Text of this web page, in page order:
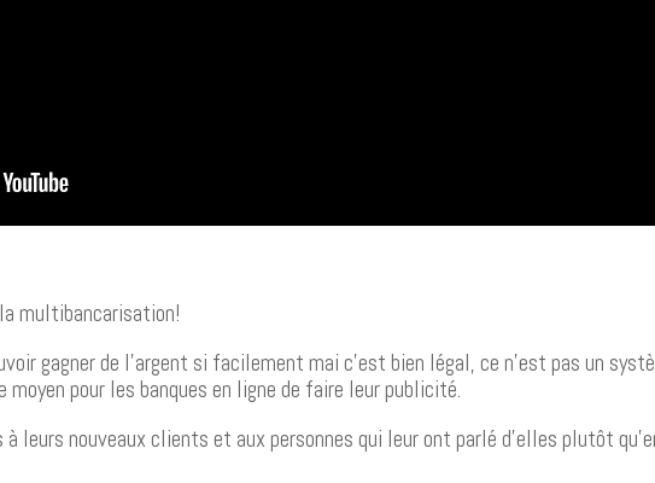
multibancarisation!
gagner de l’argent si facilement mai c’est bien légal, ce n’est pas un
pour les banques en ligne de faire leur publicité.
leurs nouveaux clients et aux personnes qui leur ont parlé d’elles plutôt